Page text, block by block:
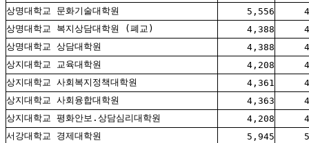
상명대학교 문화기술대학원
5,556
상명대학교 복지상담대학원 (폐교)
4,388
상명대학교 상담대학원
4,388
상지대학교 교육대학원
4,208
상지대학교 사회복지정책대학원
4,361
상지대학교 사회융합대학원
4,363
상지대학교 평화안보.상담심리대학원
4,208
서강대학교 경제대학원
5,945